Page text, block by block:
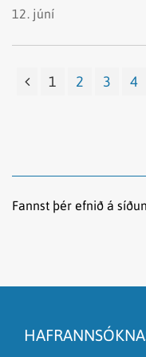
stjórnvalda um
12. júní
1 2 3 4
Fannst þér efnið á
Það er of mikið